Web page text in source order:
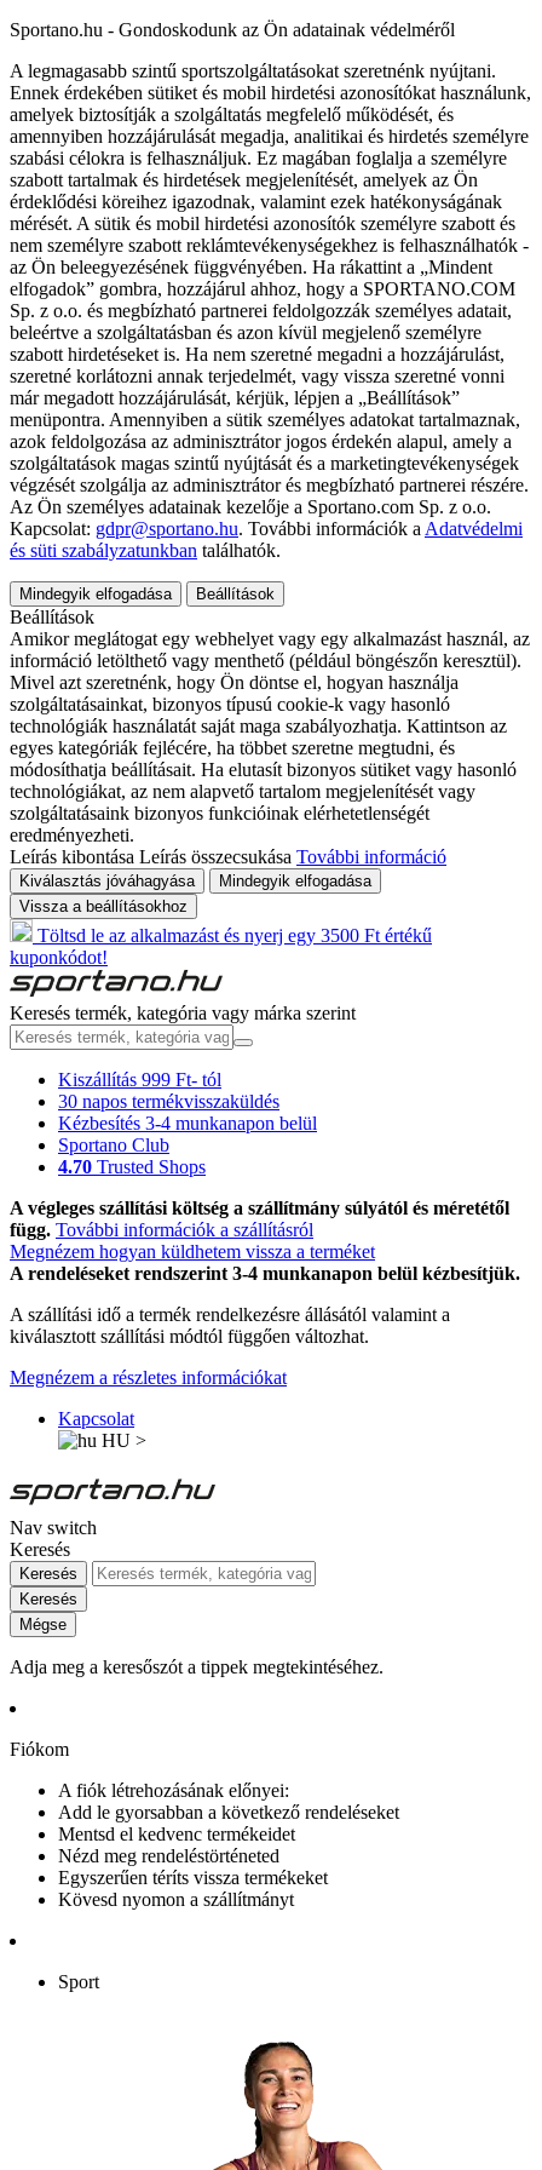
Sportano.hu - Gondoskodunk az Ön adatainak védelméről
A legmagasabb szintű sportszolgáltatásokat szeretnénk nyújtani.
Ennek érdekében sütiket és mobil hirdetési azonosítókat használunk,
amelyek biztosítják a szolgáltatás megfelelő működését, és
amennyiben hozzájárulását megadja, analitikai és hirdetés személyre
szabási célokra is felhasználjuk. Ez magában foglalja a személyre
szabott tartalmak és hirdetések megjelenítését, amelyek az Ön
érdeklődési köreihez igazodnak, valamint ezek hatékonyságának
mérését. A sütik és mobil hirdetési azonosítók személyre szabott és
nem személyre szabott reklámtevékenységekhez is felhasználhatók -
az Ön beleegyezésének függvényében. Ha rákattint a „Mindent
elfogadok” gombra, hozzájárul ahhoz, hogy a SPORTANO.COM
Sp. z o.o. és megbízható partnerei feldolgozzák személyes adatait,
beleértve a szolgáltatásban és azon kívül megjelenő személyre
szabott hirdetéseket is. Ha nem szeretné megadni a hozzájárulást,
szeretné korlátozni annak terjedelmét, vagy vissza szeretné vonni
már megadott hozzájárulását, kérjük, lépjen a „Beállítások”
menüpontra. Amennyiben a sütik személyes adatokat tartalmaznak,
azok feldolgozása az adminisztrátor jogos érdekén alapul, amely a
szolgáltatások magas szintű nyújtását és a marketingtevékenységek
végzését szolgálja az adminisztrátor és megbízható partnerei részére.
Az Ön személyes adatainak kezelője a Sportano.com Sp. z o.o.
Kapcsolat: gdpr@sportano.hu. További információk a Adatvédelmi
és süti szabályzatunkban találhatók.
Mindegyik elfogadása Beállítások
Beállítások
Amikor meglátogat egy webhelyet vagy egy alkalmazást használ, az
információ letölthető vagy menthető (például böngészőn keresztül).
Mivel azt szeretnénk, hogy Ön döntse el, hogyan használja
szolgáltatásainkat, bizonyos típusú cookie-k vagy hasonló
technológiák használatát saját maga szabályozhatja. Kattintson az
egyes kategóriák fejlécére, ha többet szeretne megtudni, és
módosíthatja beállításait. Ha elutasít bizonyos sütiket vagy hasonló
technológiákat, az nem alapvető tartalom megjelenítését vagy
szolgáltatásaink bizonyos funkcióinak elérhetetlenségét
eredményezheti.
Leírás kibontása Leírás összecsukása További információ
Kiválasztás jóváhagyása
Mindegyik elfogadása
Vissza a beállításokhoz
Töltsd le az alkalmazást és nyerj egy 3500 Ft értékű
kuponkódot!
Keresés termék, kategória vagy márka szerint
Kiszállítás 999 Ft- tól
30 napos termékvisszaküldés
Kézbesítés 3-4 munkanapon belül
Sportano Club
4.70 Trusted Shops
A végleges szállítási költség a szállítmány súlyától és méretétől
függ. További információk a szállításról
Megnézem hogyan küldhetem vissza a terméket
A rendeléseket rendszerint 3-4 munkanapon belül kézbesítjük.
A szállítási idő a termék rendelkezésre állásától valamint a
kiválasztott szállítási módtól függően változhat.
Megnézem a részletes információkat
Kapcsolat
HU >
Nav switch
Keresés
Keresés
Keresés
Mégse
Adja meg a keresőszót a tippek megtekintéséhez.
Fiókom
A fiók létrehozásának előnyei:
Add le gyorsabban a következő rendeléseket
Mentsd el kedvenc termékeidet
Nézd meg rendeléstörténeted
Egyszerűen téríts vissza termékeket
Kövesd nyomon a szállítmányt
Sport